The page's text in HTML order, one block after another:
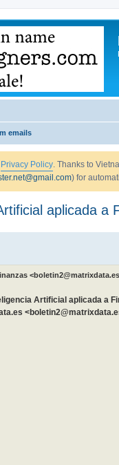
emails
Privacy Policy. Thanks to
) for
aplicada a
Artificial aplicada a